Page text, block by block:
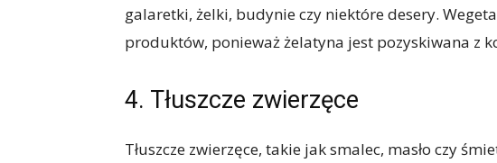
galaretki, żelki, budynie czy niektóre desery.
produktów, ponieważ żelatyna jest pozyskiwana z
4. Tłuszcze zwierzęce
Tłuszcze zwierzęce, takie jak smalec, masło czy